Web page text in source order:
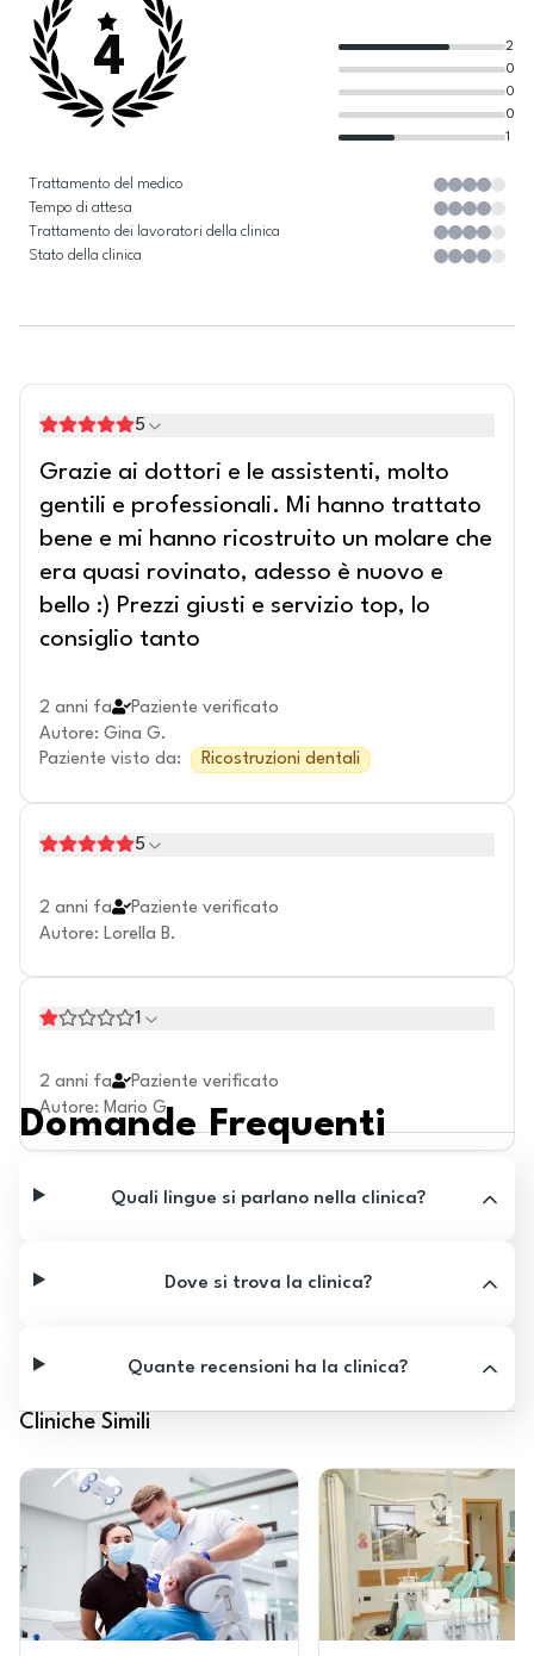
4
1
0
0
0
2
Trattamento del medico
Tempo di attesa
Trattamento dei lavoratori della clinica
Stato della clinica
5
Grazie ai dottori e le assistenti, molto
gentili e professionali. Mi hanno trattato
bene e mi hanno ricostruito un molare che
era quasi rovinato, adesso è nuovo e
bello :) Prezzi giusti e servizio top, lo
consiglio tanto
2 anni fa
Paziente verificato
Autore: Gina G.
Paziente visto da: Ricostruzioni dentali
5
2 anni fa
Paziente verificato
Autore: Lorella B.
1
2 anni fa
Paziente verificato
Autore: Mario G.
Domande Frequenti
Quali lingue si parlano nella clinica?
Dove si trova la clinica?
Quante recensioni ha la clinica?
Cliniche Simili